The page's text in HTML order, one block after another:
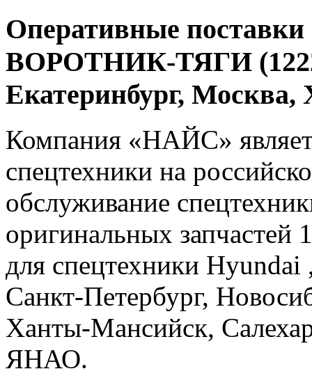
Оперативные
ВОРОТНИК-ТЯГИ
Екатеринбург,
Компания «НАЙС»
спецтехники на
обслуживание
оригинальных запчастей
для спецтехники Hyundai
Санкт-Петербург,
Ханты-Мансийск,
ЯНАО.